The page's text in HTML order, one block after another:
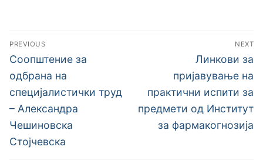
Навигација
на
напис
PREVIOUS
Previous
post:
Соопштение за
одбрана на
специјалистички труд
– Александра
Чешиновска
Стојчевска
NEXT
Next
post:
Линкови за
пријавување на
практични испити за
предмети од Институт
за фармакогнозија